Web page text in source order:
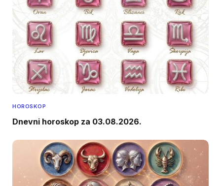
HOROSKOP
Dnevni horoskop za 03.08.2026.